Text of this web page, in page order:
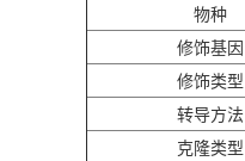
物种
修饰基因
修饰类型
转导方法
克隆类型